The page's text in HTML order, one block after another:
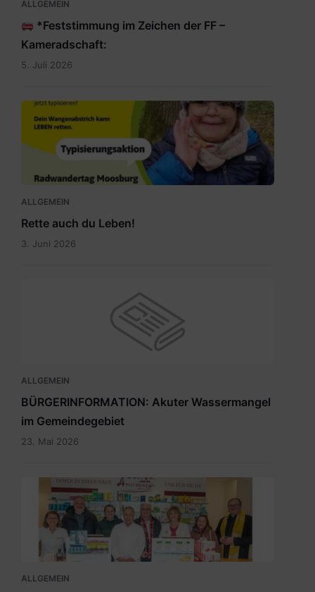
ALLGEMEIN
*Feststimmung im Zeichen der FF –
Kameradschaft:
5. Juli 2026
Rette
auch
du
ALLGEMEIN
Rette auch du Leben!
3. Juni 2026
ALLGEMEIN
BÜRGERINFORMATION: Akuter Wassermangel
im Gemeindegebiet
23. Mai 2026
April
2026_INT.pdf
ALLGEMEIN